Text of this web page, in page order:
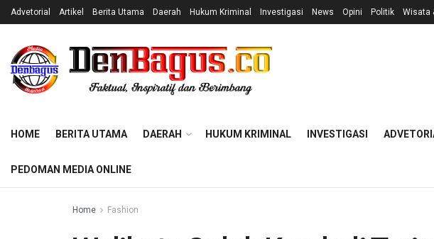
Advetorial Artikel Berita Utama Daerah Hukum Kriminal Investigasi News Opini Politik Wisata
HOME BERITA UTAMA DAERAH HUKUM KRIMINAL INVESTIGASI
PEDOMAN MEDIA ONLINE
Home Fashion